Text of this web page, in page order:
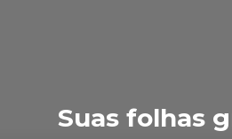
Suas folhas